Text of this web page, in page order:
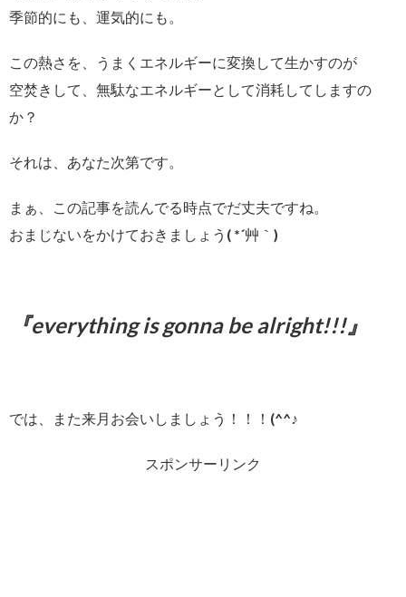
季節的にも、運気的にも。
この熱さを、うまくエネルギーに変換して生かすのが
空焚きして、無駄なエネルギーとして消耗してしますの
か？
それは、あなた次第です。
まぁ、この記事を読んでる時点でだ丈夫ですね。
おまじないをかけておきましょう( *´艸｀)
『everything is gonna be alright!!!』
では、また来月お会いしましょう！！！(^^♪
スポンサーリンク